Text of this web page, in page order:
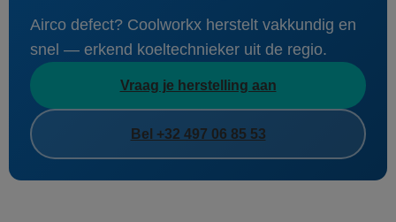
Airco defect? Coolworkx herstelt vakkundig en
snel — erkend koeltechnieker uit de regio.
Vraag je herstelling aan
Bel +32 497 06 85 53